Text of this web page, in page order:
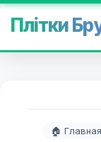
Плітки
🏠 Главная